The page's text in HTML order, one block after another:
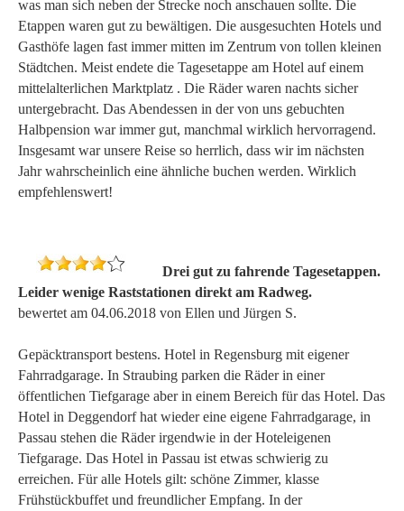
was man sich neben der Strecke noch anschauen sollte. Die
Etappen waren gut zu bewältigen. Die ausgesuchten Hotels und
Gasthöfe lagen fast immer mitten im Zentrum von tollen kleinen
Städtchen. Meist endete die Tagesetappe am Hotel auf einem
mittelalterlichen Marktplatz . Die Räder waren nachts sicher
untergebracht. Das Abendessen in der von uns gebuchten
Halbpension war immer gut, manchmal wirklich hervorragend.
Insgesamt war unsere Reise so herrlich, dass wir im nächsten
Jahr wahrscheinlich eine ähnliche buchen werden. Wirklich
empfehlenswert!
Drei gut zu fahrende Tagesetappen.
Leider wenige Raststationen direkt am Radweg.
bewertet am 04.06.2018 von Ellen und Jürgen S.
Gepäcktransport bestens. Hotel in Regensburg mit eigener
Fahrradgarage. In Straubing parken die Räder in einer
öffentlichen Tiefgarage aber in einem Bereich für das Hotel. Das
Hotel in Deggendorf hat wieder eine eigene Fahrradgarage, in
Passau stehen die Räder irgendwie in der Hoteleigenen
Tiefgarage. Das Hotel in Passau ist etwas schwierig zu
erreichen. Für alle Hotels gilt: schöne Zimmer, klasse
Frühstückbuffet und freundlicher Empfang. In der